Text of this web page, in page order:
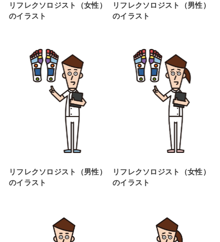
リフレクソロジスト（女性）
のイラスト
リフレクソロジスト（男性）
のイラスト
リフレクソロジスト（男性）
のイラスト
リフレクソロジスト（女性）
のイラスト